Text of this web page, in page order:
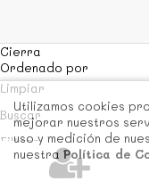
Cierra
Ordenado por
Limpiar
Buscar
Filtrar
Utilizamos cookies
mejorar nuestros
uso y medición de
nuestra Política de